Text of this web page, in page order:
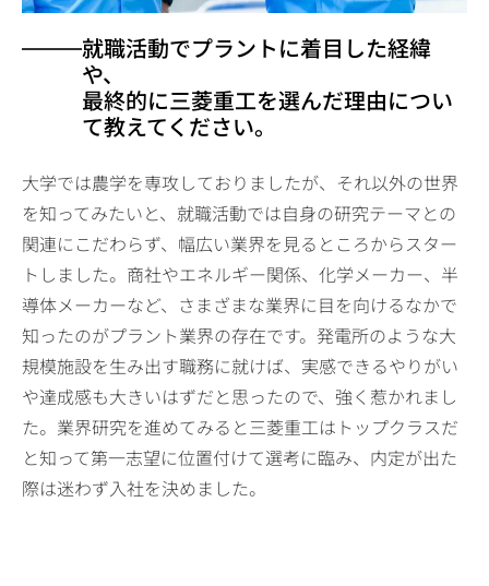
就職活動でプラントに着目した経緯
や、
最終的に三菱重工を選んだ理由につい
て教えてください。
大学では農学を専攻しておりましたが、それ以外の世界
を知ってみたいと、就職活動では自身の研究テーマとの
関連にこだわらず、幅広い業界を見るところからスター
トしました。商社やエネルギー関係、化学メーカー、半
導体メーカーなど、さまざまな業界に目を向けるなかで
知ったのがプラント業界の存在です。発電所のような大
規模施設を生み出す職務に就けば、実感できるやりがい
や達成感も大きいはずだと思ったので、強く惹かれまし
た。業界研究を進めてみると三菱重工はトップクラスだ
と知って第一志望に位置付けて選考に臨み、内定が出た
際は迷わず入社を決めました。